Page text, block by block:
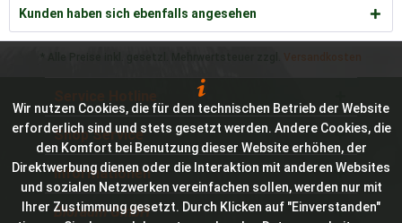
Kunden haben sich ebenfalls angesehen
Shop Service
Informationen
Bioraum GmbH
Wir nutzen Cookies, die für den technischen Betrieb der Website
erforderlich sind und stets gesetzt werden. Andere Cookies, die
den Komfort bei Benutzung dieser Website erhöhen, der
Direktwerbung dienen oder die Interaktion mit anderen Websites
und sozialen Netzwerken vereinfachen sollen, werden nur mit
Ihrer Zustimmung gesetzt. Durch Klicken auf "Einverstanden"